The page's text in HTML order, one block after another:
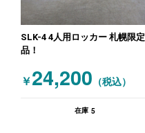
SLK-4 4人用ロッカー 札幌限定
品！
￥24,200 （税込）
在庫 5